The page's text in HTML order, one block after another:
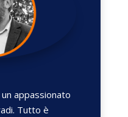
appassionato
Tutto è